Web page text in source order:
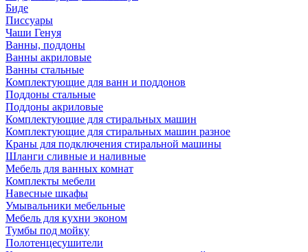
Биде
Писсуары
Чаши Генуя
Ванны, поддоны
Ванны акриловые
Ванны стальные
Комплектующие для ванн и поддонов
Поддоны стальные
Поддоны акриловые
Комплектующие для стиральных машин
Комплектующие для стиральных машин разное
Краны для подключения стиральной машины
Шланги сливные и наливные
Мебель для ванных комнат
Комплекты мебели
Навесные шкафы
Умывальники мебельные
Мебель для кухни эконом
Тумбы под мойку
Полотенцесушители